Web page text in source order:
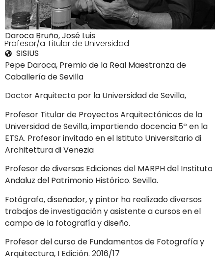
Pepe Daroca, Premio de la Real Maestranza de
Caballería de Sevilla
Doctor Arquitecto por la Universidad de Sevilla,
Profesor Titular de Proyectos Arquitectónicos de la
Universidad de Sevilla, impartiendo docencia 5º en la
ETSA. Profesor invitado en el Istituto Universitario di
Architettura di Venezia
Profesor de diversas Ediciones del MARPH del Instituto
Andaluz del Patrimonio Histórico. Sevilla.
Fotógrafo, diseñador, y pintor ha realizado diversos
trabajos de investigación y asistente a cursos en el
campo de la fotografía y diseño.
Profesor del curso de Fundamentos de Fotografía y
Arquitectura, I Edición. 2016/17
Daroca Bruño, José Luis
2Profesor/a Titular de Universidad
SISIUS